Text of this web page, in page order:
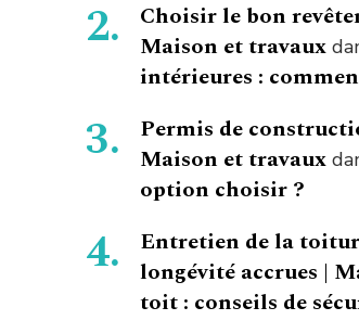
Choisir le bon
Maison et travaux
intérieures :
Permis de
Maison et travaux
option choisir ?
Entretien de la
longévité accrues |
toit : conseils de